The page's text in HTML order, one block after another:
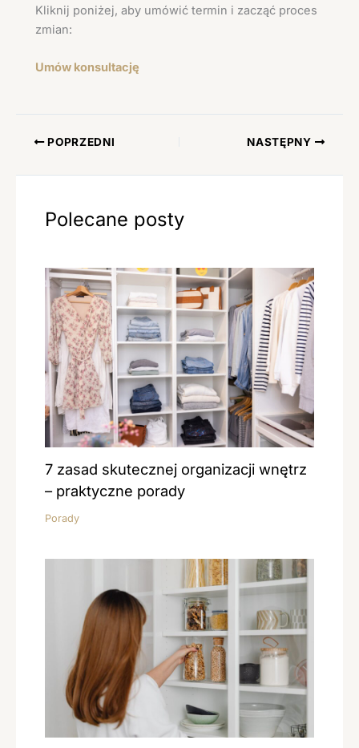
Kliknij poniżej, aby umówić termin i zacząć proces
zmian:
Umów konsultację
POPRZEDNI NASTĘPNY
Polecane posty
7 zasad skutecznej organizacji wnętrz
– praktyczne porady
Porady